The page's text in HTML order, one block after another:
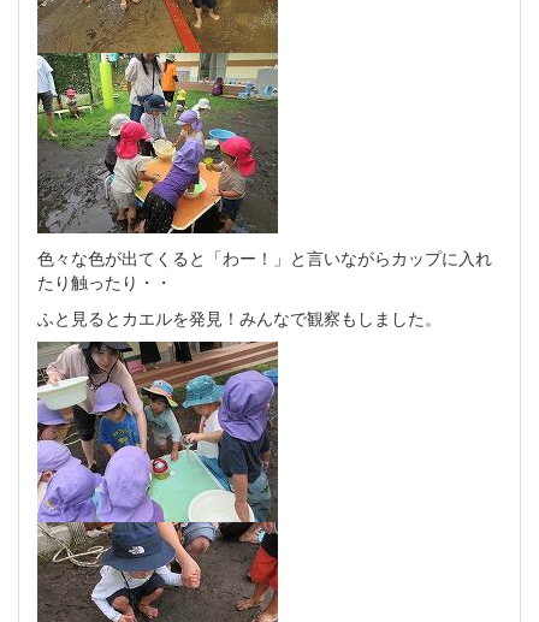
色々な色が出てくると「わー！」と言いながらカップに入れ
たり触ったり・・
ふと見るとカエルを発見！みんなで観察もしました。